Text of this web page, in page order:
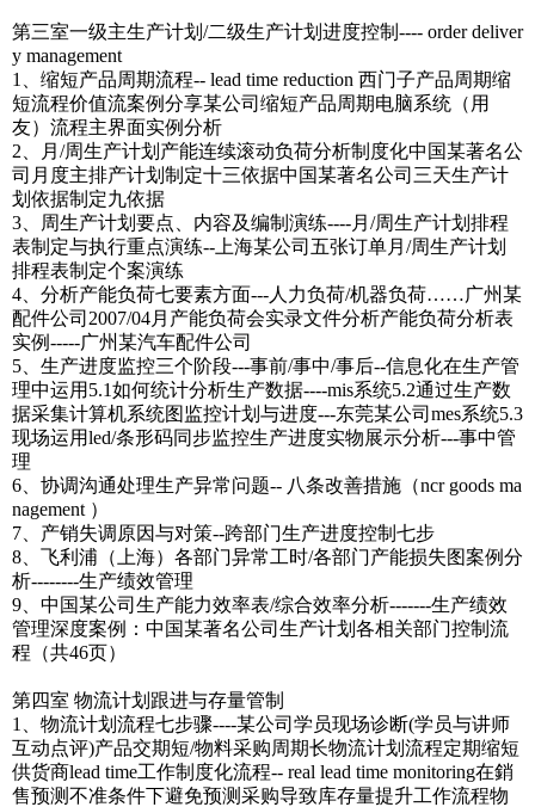
第三室一级主生产计划/二级生产计划进度控制---- order deliver
y management
1、缩短产品周期流程-- lead time reduction 西门子产品周期缩
短流程价值流案例分享某公司缩短产品周期电脑系统（用
友）流程主界面实例分析
2、月/周生产计划产能连续滚动负荷分析制度化中国某著名公
司月度主排产计划制定十三依据中国某著名公司三天生产计
划依据制定九依据
3、周生产计划要点、内容及编制演练----月/周生产计划排程
表制定与执行重点演练--上海某公司五张订单月/周生产计划
排程表制定个案演练
4、分析产能负荷七要素方面---人力负荷/机器负荷……广州某
配件公司2007/04月产能负荷会实录文件分析产能负荷分析表
实例-----广州某汽车配件公司
5、生产进度监控三个阶段---事前/事中/事后--信息化在生产管
理中运用5.1如何统计分析生产数据----mis系统5.2通过生产数
据采集计算机系统图监控计划与进度---东莞某公司mes系统5.3
现场运用led/条形码同步监控生产进度实物展示分析---事中管
理
6、协调沟通处理生产异常问题-- 八条改善措施（ncr goods ma
nagement ）
7、产销失调原因与对策--跨部门生产进度控制七步
8、飞利浦（上海）各部门异常工时/各部门产能损失图案例分
析--------生产绩效管理
9、中国某公司生产能力效率表/综合效率分析-------生产绩效
管理深度案例：中国某著名公司生产计划各相关部门控制流
程（共46页）
第四室 物流计划跟进与存量管制
1、物流计划流程七步骤----某公司学员现场诊断(学员与讲师
互动点评)产品交期短/物料采购周期长物流计划流程定期缩短
供货商lead time工作制度化流程-- real lead time monitoring在銷
售预测不准条件下避免预测采购导致库存量提升工作流程物